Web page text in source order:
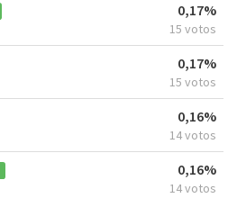
0,17%
15 votos
0,17%
15 votos
0,16%
14 votos
0,16%
14 votos